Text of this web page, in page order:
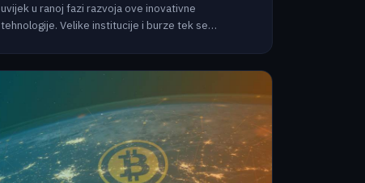
uvijek u ranoj fazi razvoja ove inovativne
tehnologije. Velike institucije i burze tek se…